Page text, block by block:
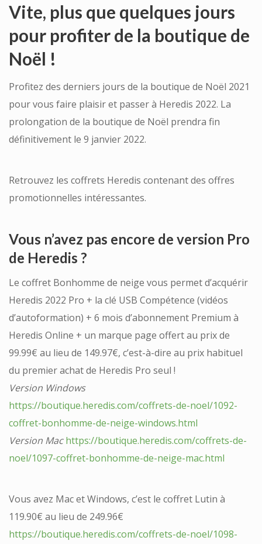
Vite, plus que quelques jours
pour profiter de la boutique de
Noël !
Profitez des derniers jours de la boutique de Noël 2021
pour vous faire plaisir et passer à Heredis 2022. La
prolongation de la boutique de Noël prendra fin
définitivement le 9 janvier 2022.
Retrouvez les coffrets Heredis contenant des offres
promotionnelles intéressantes.
Vous n’avez pas encore de version Pro
de Heredis ?
Le coffret Bonhomme de neige vous permet d’acquérir
Heredis 2022 Pro + la clé USB Compétence (vidéos
d’autoformation) + 6 mois d’abonnement Premium à
Heredis Online + un marque page offert au prix de
99.99€ au lieu de 149.97€, c’est-à-dire au prix habituel
du premier achat de Heredis Pro seul !
Version Windows
https://boutique.heredis.com/coffrets-de-noel/1092-
coffret-bonhomme-de-neige-windows.html
Version Mac https://boutique.heredis.com/coffrets-de-
noel/1097-coffret-bonhomme-de-neige-mac.html
Vous avez Mac et Windows, c’est le coffret Lutin à
119.90€ au lieu de 249.96€
https://boutique.heredis.com/coffrets-de-noel/1098-